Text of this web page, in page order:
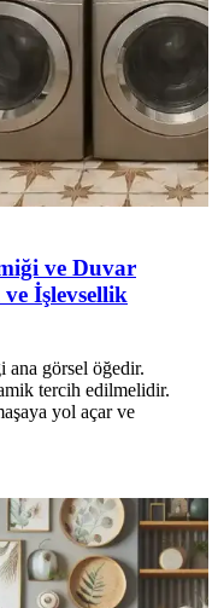
ve Duvar
İşlevsellik
ana görsel öğedir.
tercih edilmelidir.
yol açar ve